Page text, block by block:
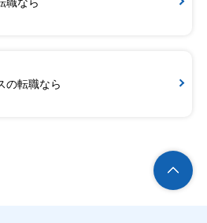
の転職なら